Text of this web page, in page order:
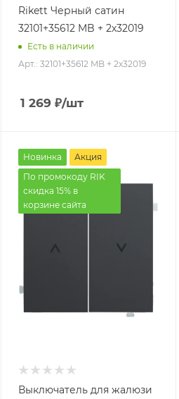
Rikett Черный сатин
32101+35612 MB + 2х32019
Есть в наличии
Арт.: 32101+35612 MB + 2х32019
1 269 ₽/шт
Новинка
Акция
По промокоду RIK
скидка 15% в
корзине сайта
Выключатель для жалюзи